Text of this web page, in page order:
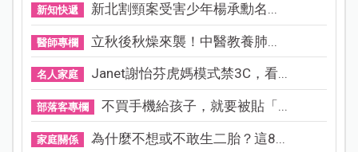
新知快遞 新北割頸案受害少年楊承勳名...
醫師專欄 立秋後秋燥來襲！中醫教養肺...
名人家庭 Janet謝怡芬虎媽模式禁3C，看...
部落客專欄 不買手機給孩子，就要被貼「...
家庭關係 為什麼不想或不敢生二胎？這8...